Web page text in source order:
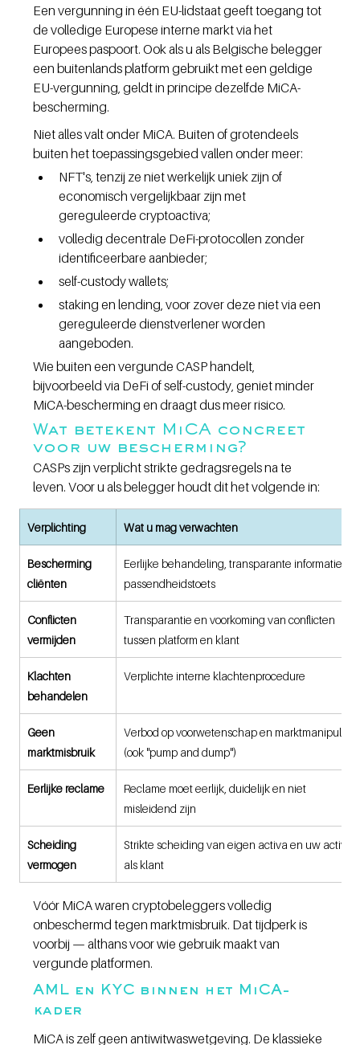
Een vergunning in één EU-lidstaat geeft toegang tot
de volledige Europese interne markt via het
Europees paspoort. Ook als u als Belgische belegger
een buitenlands platform gebruikt met een geldige
EU-vergunning, geldt in principe dezelfde MiCA-
bescherming.
Niet alles valt onder MiCA. Buiten of grotendeels
buiten het toepassingsgebied vallen onder meer:
NFT's, tenzij ze niet werkelijk uniek zijn of
economisch vergelijkbaar zijn met
gereguleerde cryptoactiva;
volledig decentrale DeFi-protocollen zonder
identificeerbare aanbieder;
self-custody wallets;
staking en lending, voor zover deze niet via een
gereguleerde dienstverlener worden
aangeboden.
Wie buiten een vergunde CASP handelt,
bijvoorbeeld via DeFi of self-custody, geniet minder
MiCA-bescherming en draagt dus meer risico.
Wat betekent MiCA concreet
voor uw bescherming?
CASPs zijn verplicht strikte gedragsregels na te
leven. Voor u als belegger houdt dit het volgende in:
Verplichting Wat u mag verwachten
Bescherming
cliënten
Eerlijke behandeling, transparante informatie,
passendheidstoets
Conflicten
vermijden
Transparantie en voorkoming van conflicten
tussen platform en klant
Klachten
behandelen
Verplichte interne klachtenprocedure
Geen
marktmisbruik
Verbod op voorwetenschap en
(ook "pump and dump")
Eerlijke reclame
Reclame moet eerlijk, duidelijk en niet
misleidend zijn
Scheiding
vermogen
Strikte scheiding van eigen activa en uw activa
als klant
Vóór MiCA waren cryptobeleggers volledig
onbeschermd tegen marktmisbruik. Dat tijdperk is
voorbij — althans voor wie gebruik maakt van
vergunde platformen.
AML en KYC binnen het MiCA-
kader
MiCA is zelf geen antiwitwaswetgeving. De klassieke